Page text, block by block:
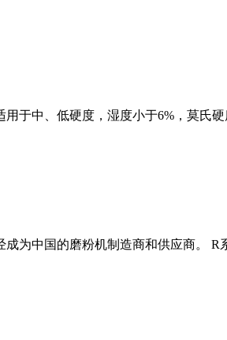
于中、低硬度，湿度小于6%，莫氏
为中国的磨粉机制造商和供应商。